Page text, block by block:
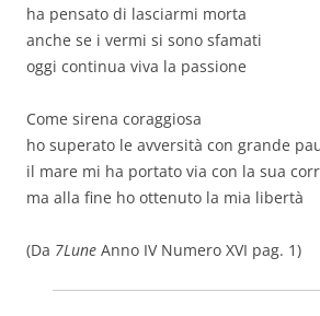
ha pensato di lasciarmi morta
anche se i vermi si sono sfamati
oggi continua viva la passione
Come sirena coraggiosa
ho superato le avversità con grande
il mare mi ha portato via con la sua
ma alla fine ho ottenuto la mia libertà
(Da 7Lune Anno IV Numero XVI pag. 1)